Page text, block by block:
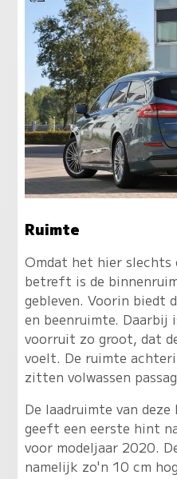
Ruimte
Omdat het hier slechts
betreft is de
gebleven. Voorin biedt
en beenruimte. Daarbij
voorruit zo groot, dat
voelt. De ruimte
zitten volwassen
De laadruimte van
geeft een eerste hint
voor modeljaar 2020.
namelijk zo'n 10 cm